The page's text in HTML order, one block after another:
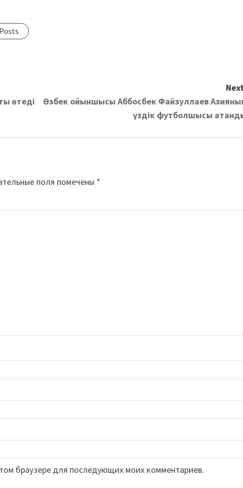
өтеді
Өзбек ойыншысы Аббосбек Файзуллаев
үздік футболшысы
поля помечены *
браузере для последующих моих комментариев.